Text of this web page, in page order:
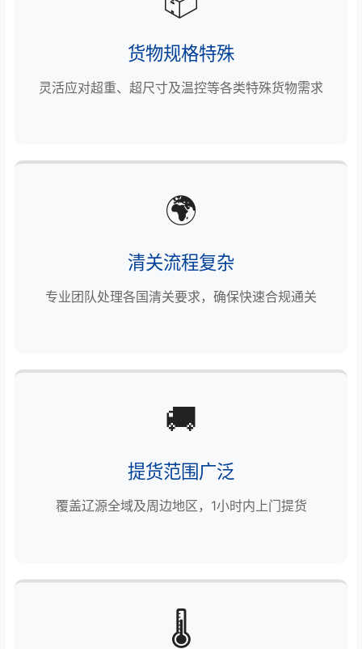
货物规格特殊
灵活应对超重、超尺寸及温控等各类特殊货物需求
🌍
清关流程复杂
专业团队处理各国清关要求，确保快速合规通关
🚚
提货范围广泛
覆盖辽源全域及周边地区，1小时内上门提货
🌡️